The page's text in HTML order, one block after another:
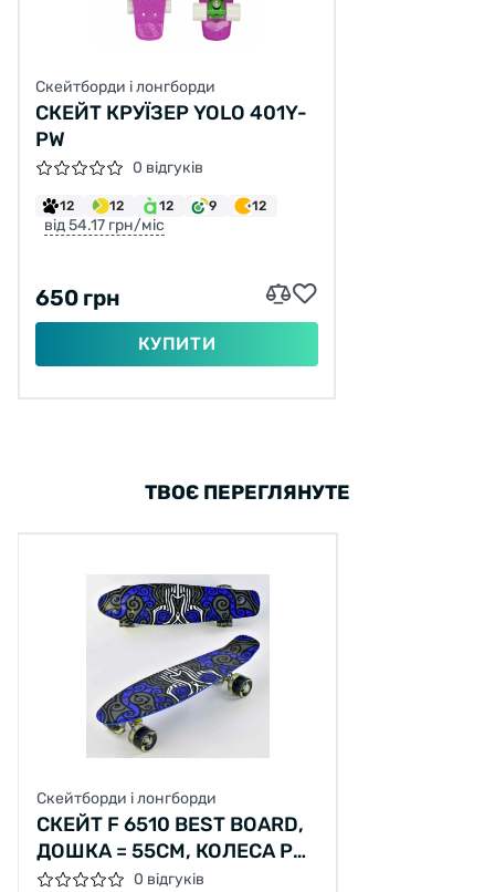
Скейтборди і лонгборди
СКЕЙТ КРУЇЗЕР YOLO 401Y-
PW
0 відгуків
12 12 12 9 12
від 54.17 грн/міс
650 грн
КУПИТИ
ТВОЄ ПЕРЕГЛЯНУТЕ
Скейтборди і лонгборди
СКЕЙТ F 6510 BEST BOARD,
ДОШКА = 55СМ, КОЛЕСА PU,
СВІТЛО, D = 6СМ
0 відгуків